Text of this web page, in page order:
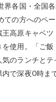
界各国・全国
ての方へのペ
高原キャベ
使用。「ご飯
のランチとテ
で深夜0時ま